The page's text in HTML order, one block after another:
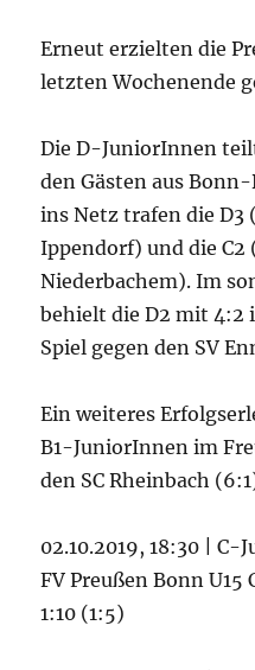
Erneut erzielten die
letzten Wochenende
Die D-JuniorInnen
den Gästen aus
ins Netz trafen die D3
Ippendorf) und die
Niederbachem). Im
behielt die D2 mit 4:2
Spiel gegen den SV
Ein weiteres
B1-JuniorInnen im
den SC Rheinbach
02.10.2019, 18:30 | C-
FV Preußen Bonn U15
1:10 (1:5)